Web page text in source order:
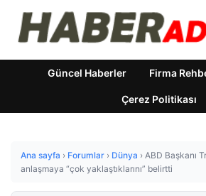
Güncel Haberler Firma
Çerez Politikası
Ana sayfa › Forumlar › Dünya › ABD Başkanı
anlaşmaya “çok yaklaştıklarını” belirtti